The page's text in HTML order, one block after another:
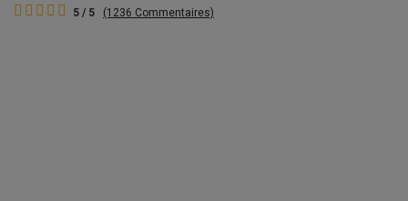
5 / 5 (1236 Commentaires)